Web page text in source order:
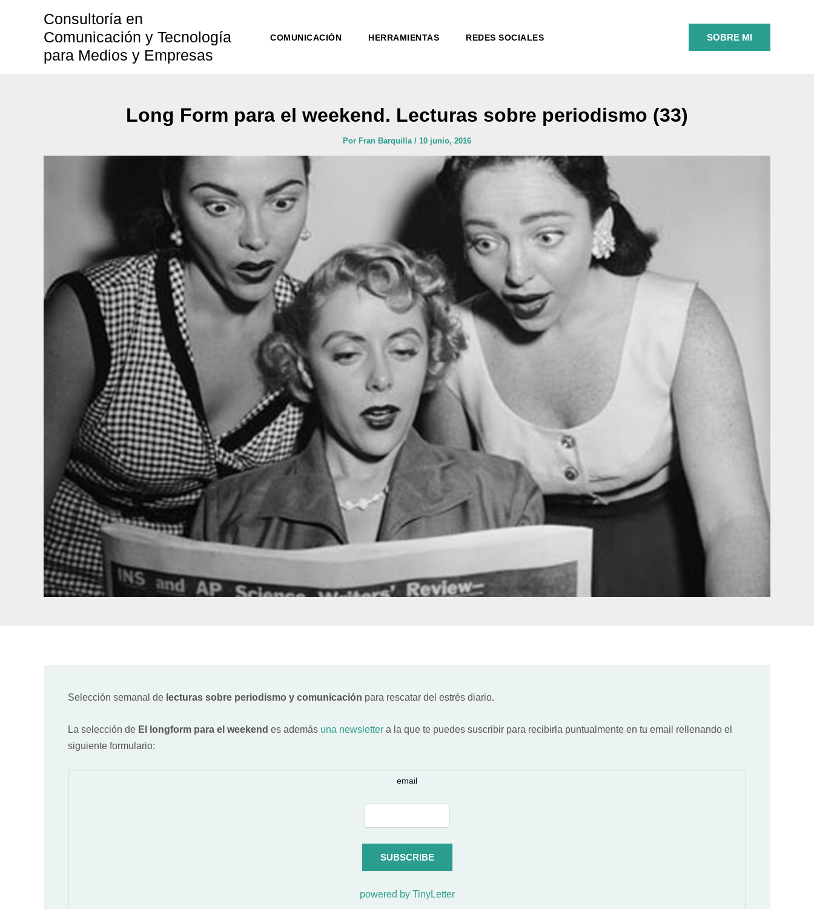
Consultoría en
Comunicación y Tecnología
para Medios y Empresas
COMUNICACIÓN HERRAMIENTAS REDES SOCIALES SOBRE MI
Long Form para el weekend. Lecturas sobre periodismo (33)
Por Fran Barquilla / 10 junio, 2016
Selección semanal de lecturas sobre periodismo y comunicación para rescatar del estrés diario.
La selección de El longform para el weekend es además una newsletter a la que te puedes suscribir para recibirla puntualmente en tu email rellenando el
siguiente formulario:
email
powered by TinyLetter